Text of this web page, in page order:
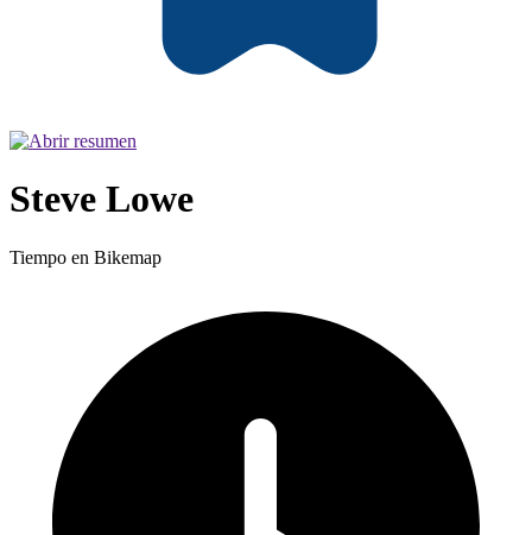
Steve Lowe
Tiempo en Bikemap